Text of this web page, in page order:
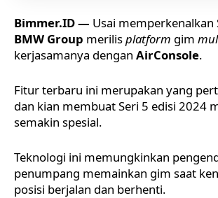
Bimmer.ID — Usai memperkenalkan
BMW Group merilisplatform gim
kerjasamanya dengan AirConsole.
Fitur terbaru ini merupakan yang
dan kian membuat Seri 5 edisi 2024
semakin spesial.
Teknologi ini memungkinkan
penumpang memainkan gim saat
posisi berjalan dan berhenti.